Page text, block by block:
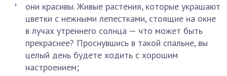
они красивы. Живые растения, которые украшают
цветки с нежными лепестками, стоящие на окне
в лучах утреннего солнца — что может быть
прекраснее? Проснувшись в такой спальне, вы
целый день будете ходить с хорошим
настроением;